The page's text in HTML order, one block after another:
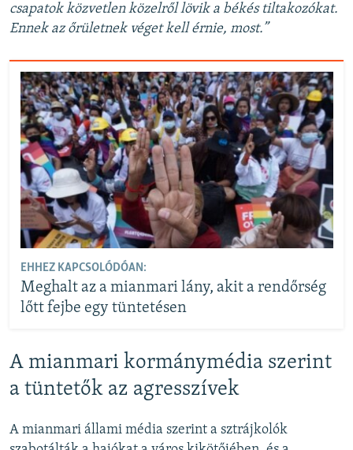
csapatok közvetlen közelről lövik a békés tiltakozókat.
Ennek az őrületnek véget kell érnie, most.”
EHHEZ KAPCSOLÓDÓAN:
Meghalt az a mianmari lány, akit a rendőrség
lőtt fejbe egy tüntetésen
A mianmari kormánymédia szerint
a tüntetők az agresszívek
A mianmari állami média szerint a sztrájkolók